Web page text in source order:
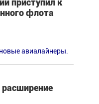
приступил к
флота
авиалайнеры.